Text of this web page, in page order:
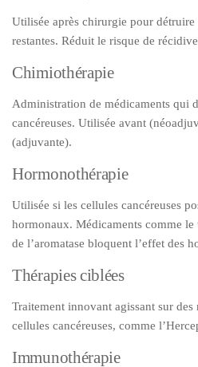
Utilisée après chirurgie pour détruire
restantes. Réduit le risque de
Chimiothérapie
Administration de médicaments qui
cancéreuses. Utilisée avant
(adjuvante).
Hormonothérapie
Utilisée si les cellules cancéreuses
hormonaux. Médicaments comme
de l’aromatase bloquent l’effet des
Thérapies ciblées
Traitement innovant agissant sur
cellules cancéreuses, comme
Immunothérapie